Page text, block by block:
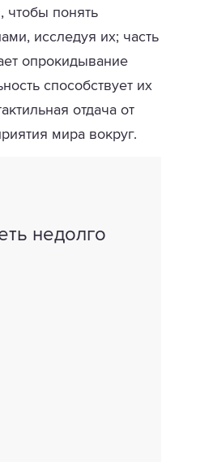
чтобы понять
исследуя их; часть
опрокидывание
способствует их
отдача от
мира вокруг.
недолго